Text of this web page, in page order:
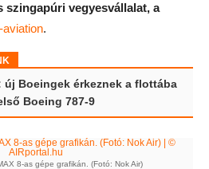
szingapúri vegyesvállalat, a
aviation.
új Boeingek érkeznek a flottába
Boeing 787-9
8-as gépe grafikán. (Fotó: Nok Air)